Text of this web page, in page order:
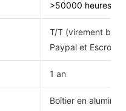
>50000 heures
T/T (virement
Paypal et Escrow.
1 an
Boîtier en